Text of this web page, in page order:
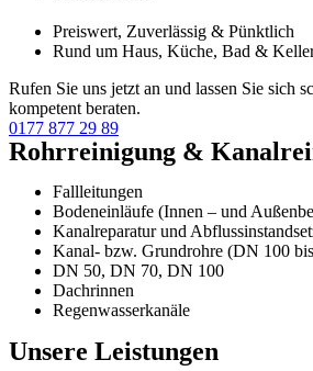
Preiswert, Zuverlässig & Pünktlich
Rund um Haus, Küche, Bad &
Rufen Sie uns jetzt an und lassen Sie sich
kompetent beraten.
0177 877 29 89
Rohrreinigung &
Fallleitungen
Bodeneinläufe (Innen – und
Kanalreparatur und
Kanal- bzw. Grundrohre (DN 100
DN 50, DN 70, DN 100
Dachrinnen
Regenwasserkanäle
Unsere Leistungen